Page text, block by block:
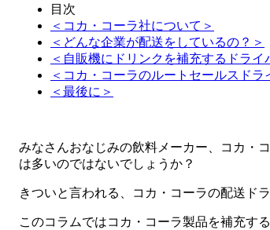
目次
＜コカ・コーラ社について＞
＜どんな企業が配送をしているの？＞
＜自販機にドリンクを補充するドライ
＜コカ・コーラのルートセールスドラ
＜最後に＞
みなさんおなじみの飲料メーカー、コカ・
は多いのではないでしょうか？
きついと言われる、コカ・コーラの配送ド
このコラムではコカ・コーラ製品を補充す